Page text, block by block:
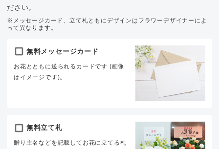
ださい。
※メッセージカード、立て札ともにデザインはフラワーデザイナーによ
って異なります。
無料メッセージカード
お花とともに送られるカードです (画像
はイメージです)。
無料立て札
贈り主名などを記載してお花に立てる札